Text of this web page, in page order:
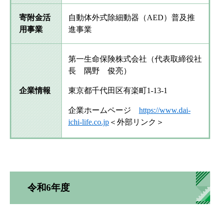
寄附金活
用事業
自動体外式除細動器（AED）普及推
進事業
企業情報
第一生命保険株式会社（代表取締役社
長 隅野 俊亮）
東京都千代田区有楽町1-13-1
企業ホームページ https://www.dai-
ichi-life.co.jp＜外部リンク＞
令和6年度